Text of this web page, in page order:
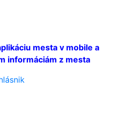
mesta v mobile a
informáciám z mesta